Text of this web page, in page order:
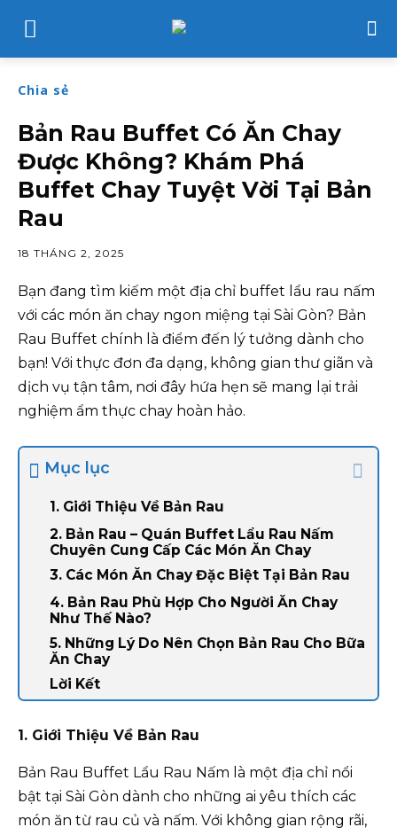
Chia sẻ
Bản Rau Buffet Có Ăn Chay
Được Không? Khám Phá
Buffet Chay Tuyệt Vời Tại Bản
Rau
18 THÁNG 2, 2025
Bạn đang tìm kiếm một địa chỉ buffet lẩu rau nấm
với các món ăn chay ngon miệng tại Sài Gòn? Bản
Rau Buffet chính là điểm đến lý tưởng dành cho
bạn! Với thực đơn đa dạng, không gian thư giãn và
dịch vụ tận tâm, nơi đây hứa hẹn sẽ mang lại trải
nghiệm ẩm thực chay hoàn hảo.
Mục lục
1. Giới Thiệu Về Bản Rau
2. Bản Rau – Quán Buffet Lẩu Rau Nấm
Chuyên Cung Cấp Các Món Ăn Chay
3. Các Món Ăn Chay Đặc Biệt Tại Bản Rau
4. Bản Rau Phù Hợp Cho Người Ăn Chay
Như Thế Nào?
5. Những Lý Do Nên Chọn Bản Rau Cho Bữa
Ăn Chay
Lời Kết
1. Giới Thiệu Về Bản Rau
Bản Rau Buffet Lẩu Rau Nấm là một địa chỉ nổi
bật tại Sài Gòn dành cho những ai yêu thích các
món ăn từ rau củ và nấm. Với không gian rộng rãi,